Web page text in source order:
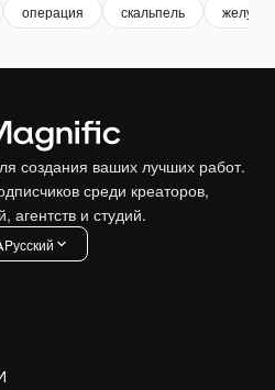
операция скальпель желудок
создания ваших лучших работ.
среди креаторов,
агентств и студий.
Pусский